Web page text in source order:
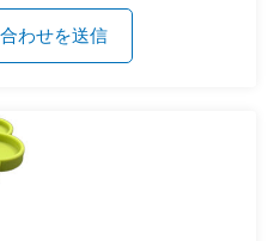
わせを送信